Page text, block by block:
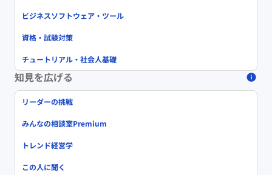
ビジネスソフトウェア・ツール
資格・試験対策
チュートリアル・社会人基礎
知見を広げる
リーダーの挑戦
みんなの相談室Premium
トレンド経営学
この人に聞く